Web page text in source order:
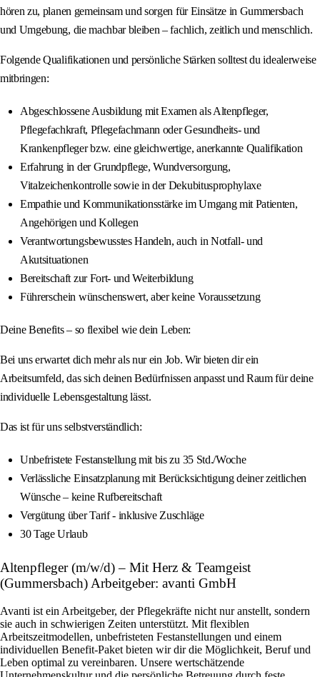
hören zu, planen gemeinsam und sorgen für Einsätze in Gummersbach
und Umgebung, die machbar bleiben – fachlich, zeitlich und menschlich.
Folgende Qualifikationen und persönliche Stärken solltest du idealerweise
mitbringen:
Abgeschlossene Ausbildung mit Examen als Altenpfleger,
Pflegefachkraft, Pflegefachmann oder Gesundheits- und
Krankenpfleger bzw. eine gleichwertige, anerkannte Qualifikation
Erfahrung in der Grundpflege, Wundversorgung,
Vitalzeichenkontrolle sowie in der Dekubitusprophylaxe
Empathie und Kommunikationsstärke im Umgang mit Patienten,
Angehörigen und Kollegen
Verantwortungsbewusstes Handeln, auch in Notfall- und
Akutsituationen
Bereitschaft zur Fort- und Weiterbildung
Führerschein wünschenswert, aber keine Voraussetzung
Deine Benefits – so flexibel wie dein Leben:
Bei uns erwartet dich mehr als nur ein Job. Wir bieten dir ein
Arbeitsumfeld, das sich deinen Bedürfnissen anpasst und Raum für deine
individuelle Lebensgestaltung lässt.
Das ist für uns selbstverständlich:
Unbefristete Festanstellung mit bis zu 35 Std./Woche
Verlässliche Einsatzplanung mit Berücksichtigung deiner zeitlichen
Wünsche – keine Rufbereitschaft
Vergütung über Tarif - inklusive Zuschläge
30 Tage Urlaub
Altenpfleger (m/w/d) – Mit Herz & Teamgeist
(Gummersbach) Arbeitgeber: avanti GmbH
Avanti ist ein Arbeitgeber, der Pflegekräfte nicht nur anstellt, sondern
sie auch in schwierigen Zeiten unterstützt. Mit flexiblen
Arbeitszeitmodellen, unbefristeten Festanstellungen und einem
individuellen Benefit-Paket bieten wir dir die Möglichkeit, Beruf und
Leben optimal zu vereinbaren. Unsere wertschätzende